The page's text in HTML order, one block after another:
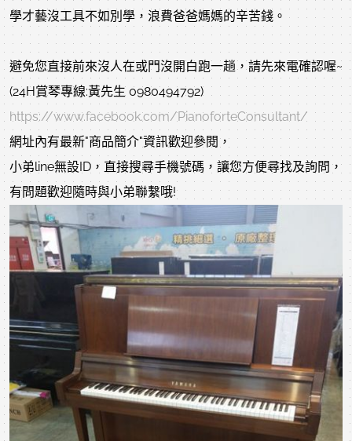
學才藝沒工具不如別學，浪費爸爸媽媽的辛苦錢。
避免您直接前來沒人在或門沒開白跑一趟，請先來電確認喔~
(24H賞琴專線:黃先生 0980494792)
https://www.facebook.com/PianoforteConsultant/
網址內有最新"商品簡介"資訊歡迎參閱，
小弟line無設ID，直接搜尋手機號碼，讓您方便尋找及詢問，
有問題歡迎隨時與小弟聯繫哦!